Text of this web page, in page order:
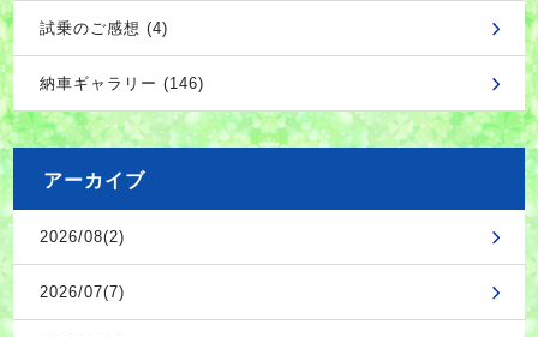
試乗のご感想 (4)
納車ギャラリー (146)
アーカイブ
2026/08(2)
2026/07(7)